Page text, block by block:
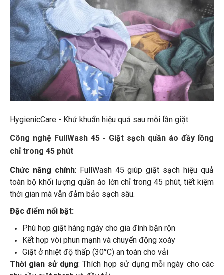
HygienicCare - Khử khuẩn hiệu quả sau mỗi lần giặt
Công nghệ FullWash 45 - Giặt sạch quần áo đầy lồng
chỉ trong 45 phút
Chức năng chính: FullWash 45 giúp giặt sạch hiệu quả
toàn bộ khối lượng quần áo lớn chỉ trong 45 phút, tiết kiệm
thời gian mà vẫn đảm bảo sạch sâu.
Đặc điểm nổi bật:
Phù hợp giặt hàng ngày cho gia đình bận rộn
Kết hợp vòi phun mạnh và chuyển động xoáy
Giặt ở nhiệt độ thấp (30°C) an toàn cho vải
Thời gian sử dụng: Thích hợp sử dụng mỗi ngày cho các